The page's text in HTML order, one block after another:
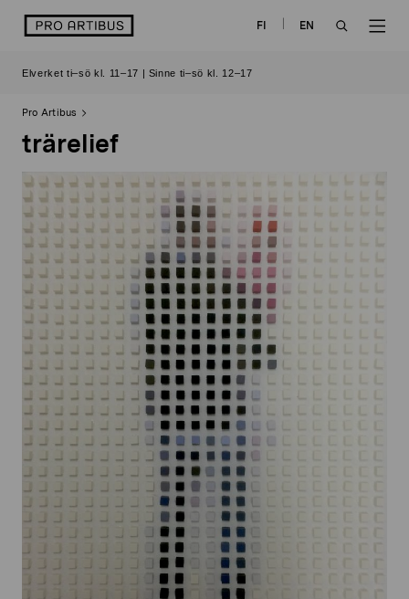
logo FI
EN
Elverket ti–sö kl. 11–17 | Sinne ti–sö kl. 12–17
Pro Artibus
trärelief